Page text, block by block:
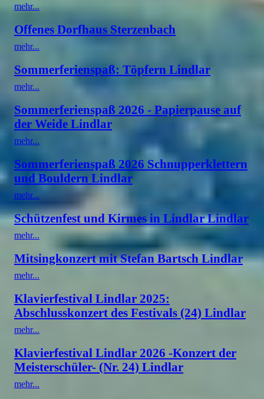
mehr...
Offenes Dorfhaus Sterzenbach
mehr...
Sommerferienspaß: Töpfern Lindlar
mehr...
Sommerferienspaß 2026 - Papierpause auf
der Weide Lindlar
mehr...
Sommerferienspaß 2026 Schnupperklettern
und Bouldern Lindlar
mehr...
Schützenfest und Kirmes in Lindlar Lindlar
mehr...
Mitsingkonzert mit Stefan Bartsch Lindlar
mehr...
Klavierfestival Lindlar 2025:
Abschlusskonzert des Festivals (24) Lindlar
mehr...
Klavierfestival Lindlar 2026 -Konzert der
Meisterschüler- (Nr. 24) Lindlar
mehr...